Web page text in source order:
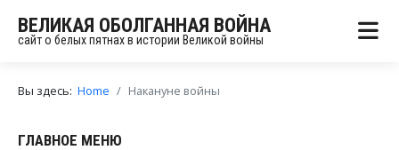
ВЕЛИКАЯ ОБОЛГАННАЯ ВОЙНА
сайт о белых пятнах в истории Великой войны
Вы здесь: Home Накануне войны
ГЛАВНОЕ МЕНЮ